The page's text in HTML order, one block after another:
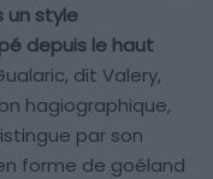
un style
depuis le haut
dit Valery,
hagiographique,
par son
forme de goéland